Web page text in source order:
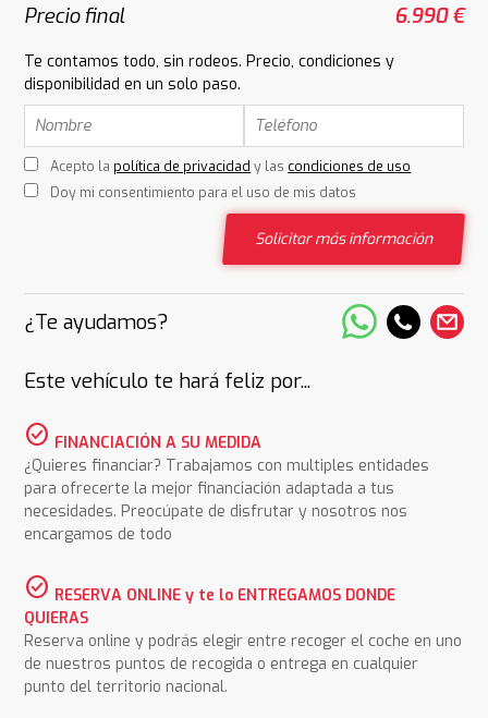
Precio final 6.990 €
Te contamos todo, sin rodeos. Precio, condiciones y
disponibilidad en un solo paso.
Acepto la política de privacidad y las condiciones de uso
Doy mi consentimiento para el uso de mis datos
Solicitar más información
¿Te ayudamos?
Este vehículo te hará feliz por...
check_circle FINANCIACIÓN A SU MEDIDA
¿Quieres financiar? Trabajamos con multiples entidades
para ofrecerte la mejor financiación adaptada a tus
necesidades. Preocúpate de disfrutar y nosotros nos
encargamos de todo
check_circle RESERVA ONLINE y te lo ENTREGAMOS DONDE
QUIERAS
Reserva online y podrás elegir entre recoger el coche en uno
de nuestros puntos de recogida o entrega en cualquier
punto del territorio nacional.